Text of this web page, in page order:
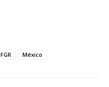
FGR México